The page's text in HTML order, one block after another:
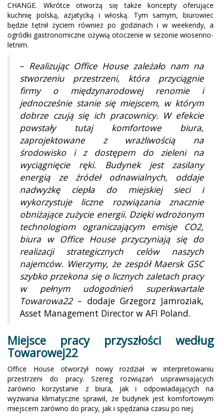
CHANGE. Wkrótce otworzą się także koncepty oferujące
kuchnię polską, azjatycką i włoską. Tym samym, biurowiec
będzie tętnił życiem również po godzinach i w weekendy, a
ogródki gastronomiczne ożywią otoczenie w sezonie wiosenno-
letnim.
– Realizując Office House zależało nam na
stworzeniu przestrzeni, która przyciągnie
firmy o międzynarodowej renomie i
jednocześnie stanie się miejscem, w którym
dobrze czują się ich pracownicy. W efekcie
powstały tutaj komfortowe biura,
zaprojektowane z wrażliwością na
środowisko i z dostępem do zieleni na
wyciągnięcie ręki. Budynek jest zasilany
energią ze źródeł odnawialnych, oddaje
nadwyżkę ciepła do miejskiej sieci i
wykorzystuje liczne rozwiązania znacznie
obniżające zużycie energii. Dzięki wdrożonym
technologiom ograniczającym emisje CO2,
biura w Office House przyczyniają się do
realizacji strategicznych celów naszych
najemców. Wierzymy, że zespół Maersk GSC
szybko przekona się o licznych zaletach pracy
w pełnym udogodnień superkwartale
Towarowa22– dodaje Grzegorz Jamroziak,
Asset Management Director w AFI Poland.
Miejsce pracy przyszłości według
Towarowej22
Office House otworzył nowy rozdział w interpretowaniu
przestrzeni do pracy. Szereg rozwiązań usprawniających
zarówno korzystanie z biura, jak i odpowiadających na
wyzwania klimatyczne sprawił, że budynek jest komfortowym
miejscem zarówno do pracy, jak i spędzania czasu po niej.